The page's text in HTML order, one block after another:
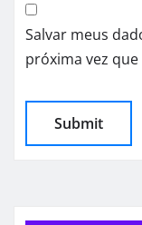
Salvar meus
próxima vez